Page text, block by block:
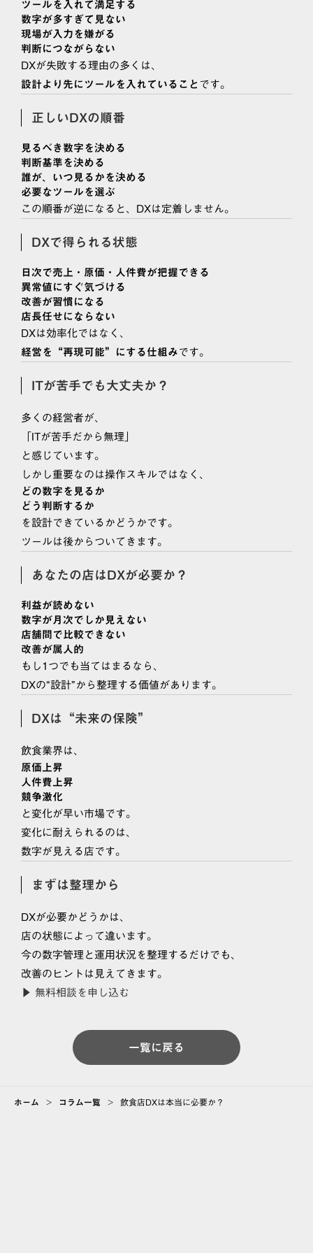
ツールを入れて満足する
数字が多すぎて見ない
現場が入力を嫌がる
判断につながらない
DXが失敗する理由の多くは、
設計より先にツールを入れていること です。
正しいDXの順番
見るべき数字を決める
判断基準を決める
誰が、いつ見るかを決める
必要なツールを選ぶ
この順番が逆になると、DXは定着しません。
DXで得られる状態
日次で売上・原価・人件費が把握できる
異常値にすぐ気づける
改善が習慣になる
店長任せにならない
DXは効率化ではなく、
経営を“再現可能”にする仕組み です。
ITが苦手でも大丈夫か？
多くの経営者が、
「ITが苦手だから無理」
と感じています。
しかし重要なのは操作スキルではなく、
どの数字を見るか
どう判断するか
を設計できているかどうかです。
ツールは後からついてきます。
あなたの店はDXが必要か？
利益が読めない
数字が月次でしか見えない
店舗間で比較できない
改善が属人的
もし1つでも当てはまるなら、
DXの“設計”から整理する価値があります。
DXは“未来の保険”
飲食業界は、
原価上昇
人件費上昇
競争激化
と変化が早い市場です。
変化に耐えられるのは、
数字が見える店です。
まずは整理から
DXが必要かどうかは、
店の状態によって違います。
今の数字管理と運用状況を整理するだけでも、
改善のヒントは見えてきます。
▶ 無料相談を申し込む
一覧に戻る
ホーム > コラム一覧 > 飲食店DXは本当に必要か？